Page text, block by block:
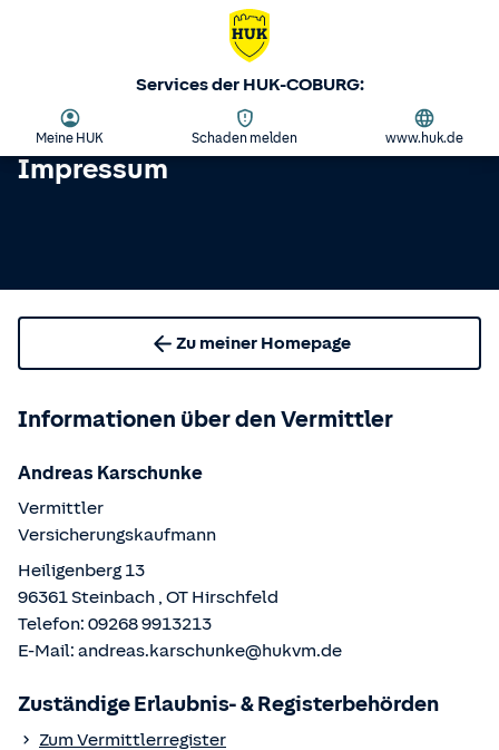
Services der HUK-COBURG:
Meine HUK Schaden melden www.huk.de
Impressum
Zu meiner Homepage
Informationen über den Vermittler
Andreas Karschunke
Vermittler
Versicherungskaufmann
Heiligenberg 13
96361Steinbach , OT Hirschfeld
Telefon: 09268 9913213
E-Mail: andreas.karschunke@hukvm.de
Zuständige Erlaubnis- & Registerbehörden
Zum Vermittlerregister